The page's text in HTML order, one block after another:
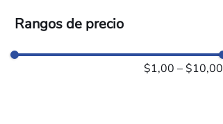
Rangos de precio
$1,00 –$10,00